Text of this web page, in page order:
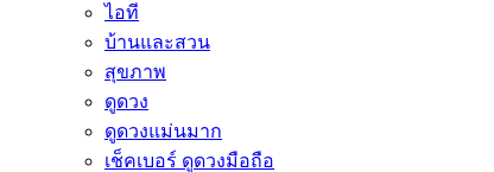
ไอที
บ้านและสวน
สุขภาพ
ดูดวง
ดูดวงแม่นมาก
เช็คเบอร์ ดูดวงมือถือ